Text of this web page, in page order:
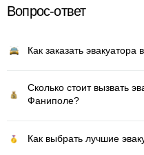
Вопрос-ответ
Как заказать
Сколько стоит вызвать
Фаниполе?
Как выбрать лучшие